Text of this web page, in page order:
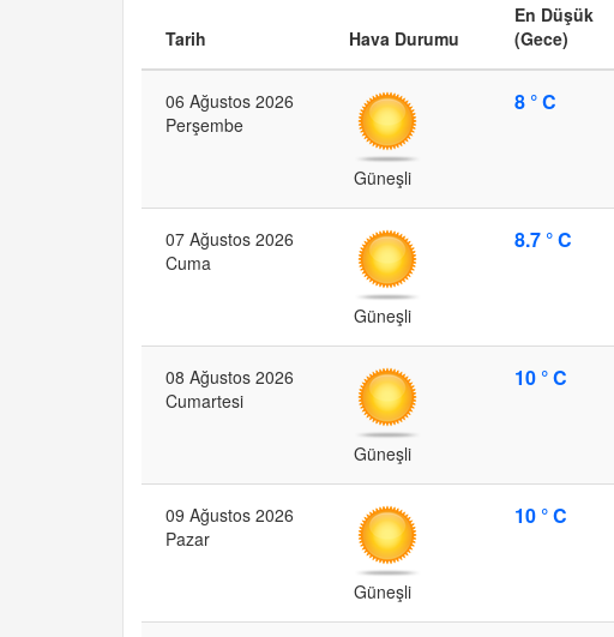
Tarih Hava Durumu
En Düşük
(Gece)
06 Ağustos 2026
Perşembe
Güneşli
8 ° C
07 Ağustos 2026
Cuma
Güneşli
8.7 ° C
08 Ağustos 2026
Cumartesi
Güneşli
10 ° C
09 Ağustos 2026
Pazar
Güneşli
10 ° C